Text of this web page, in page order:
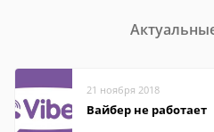
21 ноября 2018
Вайбер не работает